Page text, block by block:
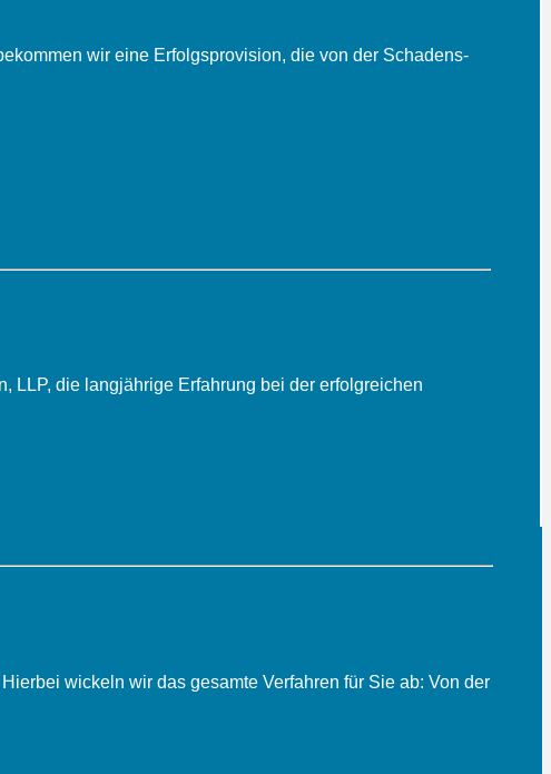
wir eine Erfolgs­provision, die von der Schadens­
LLP, die langjährige Erfahrung bei der erfolgreichen
wickeln wir das gesamte Verfahren für Sie ab: Von der